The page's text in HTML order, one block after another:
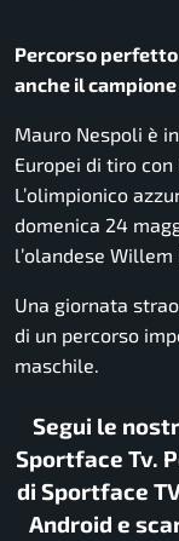
Percorso
anche il
Mauro Nespoli è
Europei di tiro con
L’olimpionico
domenica 24
l’olandese Willem
Una giornata
di un percorso
maschile.
Segui le
Sportface Tv.
di Sportface
Android e